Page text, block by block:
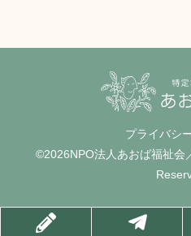
プライバシ
©2026NPO法人あおば福祉会